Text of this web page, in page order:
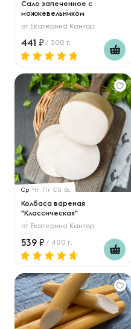
Сало запеченное с
можжевельником
от Екатерина Кантор
441 / 300 г.
Ср Чт Пт Сб Вс
Колбаса вареная
"Классическая"
от Екатерина Кантор
539 / 400 г.